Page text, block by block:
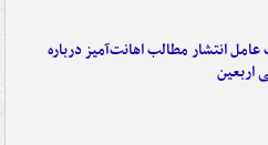
عامل انتشار مطالب اهانت‌آمیز درباره
اربعین